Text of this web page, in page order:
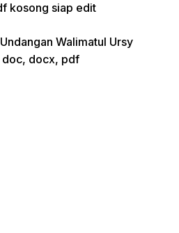
kosong siap edit
Walimatul Ursy
doc, docx, pdf